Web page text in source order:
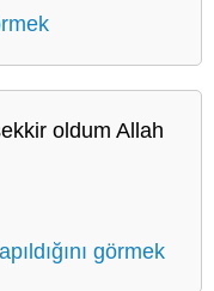
oldum Allah
görmek